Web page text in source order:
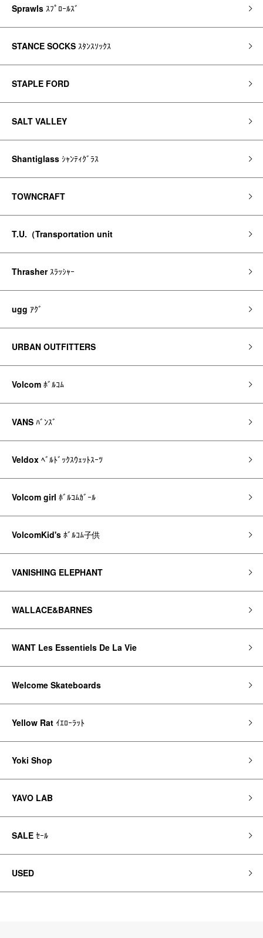
Sprawls ｽﾌﾟﾛｰﾙｽﾞ
STANCE SOCKS ｽﾀﾝｽｿｯｸｽ
STAPLE FORD
SALT VALLEY
Shantiglass ｼｬﾝﾃｨｸﾞﾗｽ
TOWNCRAFT
T.U.（Transportation unit
Thrasherｽﾗｯｼｬｰ
ugg ｱｸﾞ
URBAN OUTFITTERS
Volcom ﾎﾞﾙｺﾑ
VANS ﾊﾞﾝｽﾞ
Veldox ﾍﾞﾙﾄﾞｯｸｽｳｪｯﾄｽｰﾂ
Volcom girl ﾎﾞﾙｺﾑｶﾞｰﾙ
VolcomKid's ﾎﾞﾙｺﾑ子供
VANISHING ELEPHANT
WALLACE&BARNES
WANT Les Essentiels De La Vie
Welcome Skateboards
Yellow Rat ｲｴﾛｰﾗｯﾄ
Yoki Shop
YAVO LAB
SALE ｾｰﾙ
USED